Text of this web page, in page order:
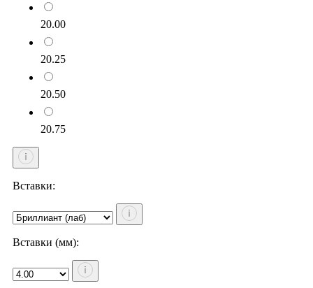
20.00
20.25
20.50
20.75
Вставки:
Вставки (мм):